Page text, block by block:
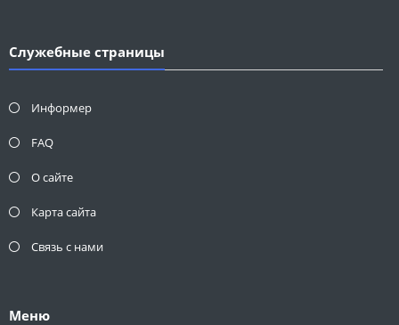
Служебные страницы
Информер
FAQ
О сайте
Карта сайта
Связь с нами
Меню